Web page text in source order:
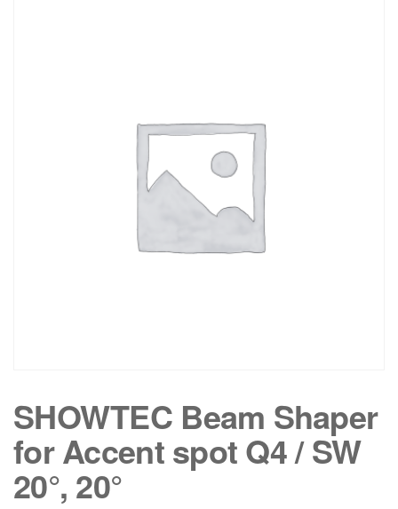
SHOWTEC Beam Shaper
for Accent spot Q4 / SW
20°, 20°